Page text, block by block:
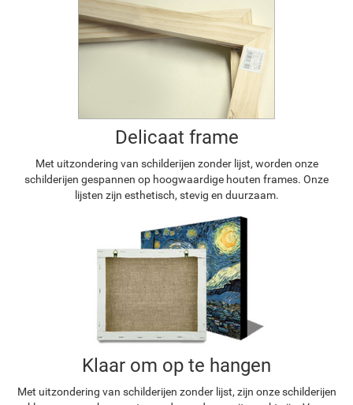
Delicaat frame
Met uitzondering van schilderijen zonder lijst, worden onze
schilderijen gespannen op hoogwaardige houten frames. Onze
lijsten zijn esthetisch, stevig en duurzaam.
Klaar om op te hangen
Met uitzondering van schilderijen zonder lijst, zijn onze schilderijen